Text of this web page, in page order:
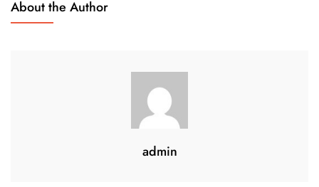
About the Author
admin